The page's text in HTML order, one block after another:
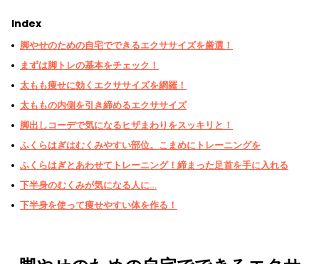
Index
脚やせのための自宅でできるエクササイズを厳選！
まずは脚トレの基本をチェック！
太もも痩せに効くエクササイズを網羅！
太ももの内側を引き締めるエクササイズ
脚出しコーデで気になるヒザまわりをスッキリと！
ふくらはぎはむくみやすい部位。こまめにトレーニングを
ふくらはぎとあわせてトレーニング！締まった足首を手に入れる
下半身のむくみが気になる人に…
下半身を使って痩せやすい体を作る！